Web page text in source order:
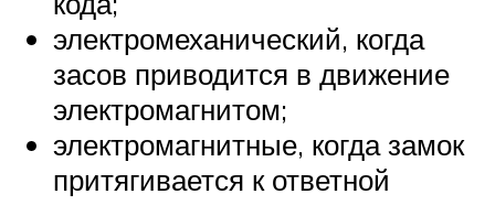
электромеханический, когда
засов приводится в движение
электромагнитом;
электромагнитные, когда замок
притягивается к ответной